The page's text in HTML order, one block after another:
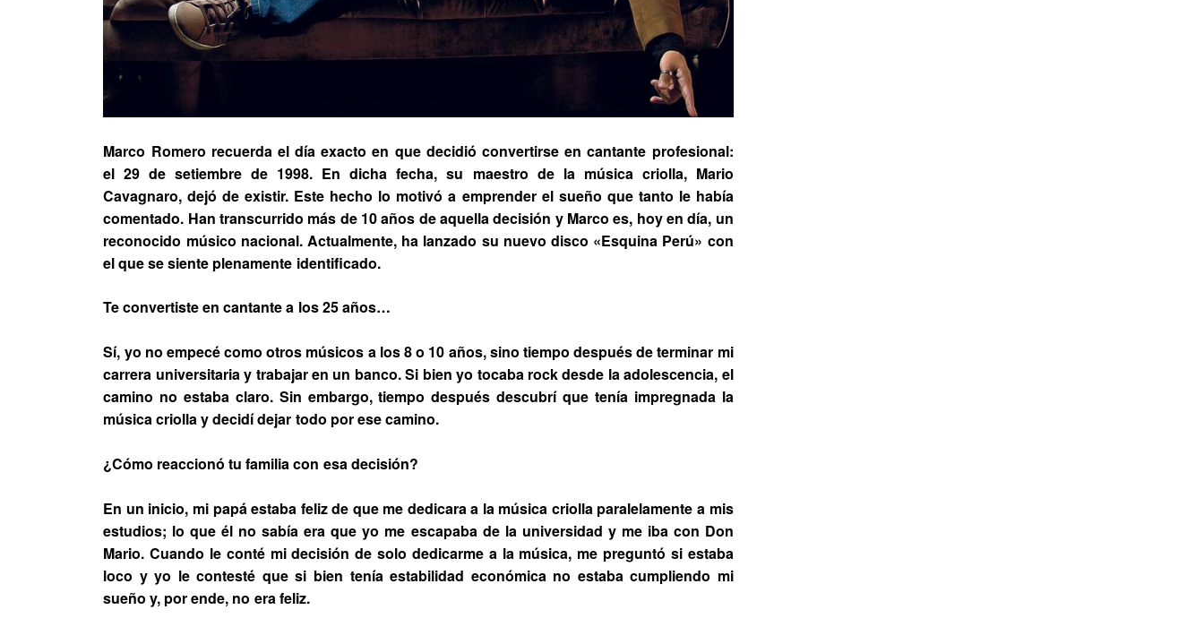
Marco Romero recuerda el día exacto en que decidió convertirse en cantante profesional:
el29 de setiembre de 1998. En dicha fecha, su maestro de la música criolla, Mario
Cavagnaro,dejó de existir. Este hecho lo motivó a emprender el sueño que tanto le había
comentado. Han transcurrido más de 10 años de aquella decisión y Marco es, hoy en día, un
reconocido músico nacional. Actualmente, ha lanzado su nuevo disco «Esquina Perú» con
el que se siente plenamente identificado.
Te convertiste en cantante a los 25 años…
Sí, yo no empecé como otros músicos a los 8 o 10 años, sino tiempo después de terminar mi
carrera universitaria y trabajar en un banco. Si bien yo tocaba rock desde la adolescencia, el
camino no estaba claro. Sin embargo, tiempo después descubrí que tenía impregnada la
música criolla y decidí dejar todo por ese camino.
¿Cómo reaccionó tu familia con esa decisión?
En un inicio, mi papá estaba feliz de que me dedicara a la música criolla paralelamente a mis
estudios; lo que él no sabía era que yo me escapaba de la universidad y me iba con Don
Mario. Cuando le conté mi decisión de solo dedicarme a la música, me preguntó si estaba
loco y yo le contesté que si bien tenía estabilidad económica no estaba cumpliendo mi
sueño y, por ende, no era feliz.